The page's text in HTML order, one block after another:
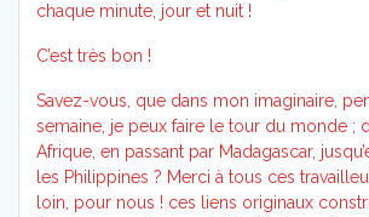
chaque minute, jour et nuit !
C’est très bon !
Savez-vous, que dans mon imaginaire,
semaine, je peux faire le tour du monde ;
Afrique, en passant par Madagascar,
les Philippines ? Merci à tous ces
loin, pour nous ! ces liens originaux